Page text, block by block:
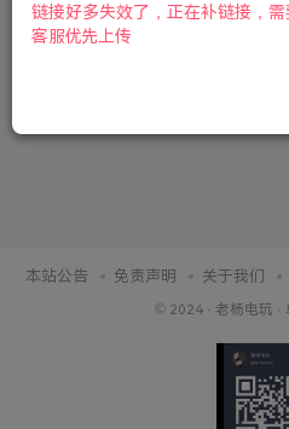
本站公告 免责声明 关于我们
© 2024 · 老杨电玩 ·
链接好多失效了，正在补链接，
客服优先上传